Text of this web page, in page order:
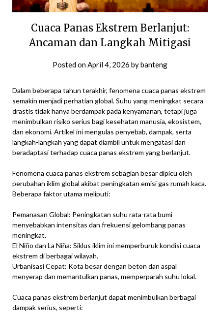
Cuaca Panas Ekstrem Berlanjut:
Ancaman dan Langkah Mitigasi
Posted onApril 4, 2026 bybanteng
Dalam beberapa tahun terakhir, fenomena cuaca panas ekstrem
semakin menjadi perhatian global. Suhu yang meningkat secara
drastis tidak hanya berdampak pada kenyamanan, tetapi juga
menimbulkan risiko serius bagi kesehatan manusia, ekosistem,
dan ekonomi. Artikel ini mengulas penyebab, dampak, serta
langkah-langkah yang dapat diambil untuk mengatasi dan
beradaptasi terhadap cuaca panas ekstrem yang berlanjut.
Fenomena cuaca panas ekstrem sebagian besar dipicu oleh
perubahan iklim global akibat peningkatan emisi gas rumah kaca.
Beberapa faktor utama meliputi:
Pemanasan Global: Peningkatan suhu rata-rata bumi
menyebabkan intensitas dan frekuensi gelombang panas
meningkat.
El Niño dan La Niña: Siklus iklim ini memperburuk kondisi cuaca
ekstrem di berbagai wilayah.
Urbanisasi Cepat: Kota besar dengan beton dan aspal
menyerap dan memantulkan panas, memperparah suhu lokal.
Cuaca panas ekstrem berlanjut dapat menimbulkan berbagai
dampak serius, seperti: